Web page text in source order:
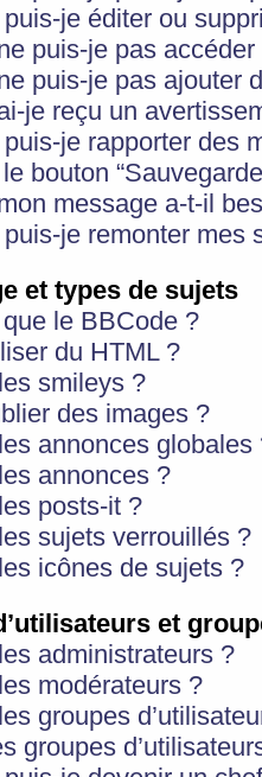
je éditer ou
puis-je pas
puis-je pas ajouter
je reçu un
je rapporter des
le bouton
message a-t-il
je remonter mes
et types de sujets
que le BBCode ?
du HTML ?
smileys ?
des images ?
annonces globales
annonces ?
posts-it ?
sujets verrouillés ?
icônes de sujets ?
et
administrateurs ?
modérateurs ?
groupes
groupes